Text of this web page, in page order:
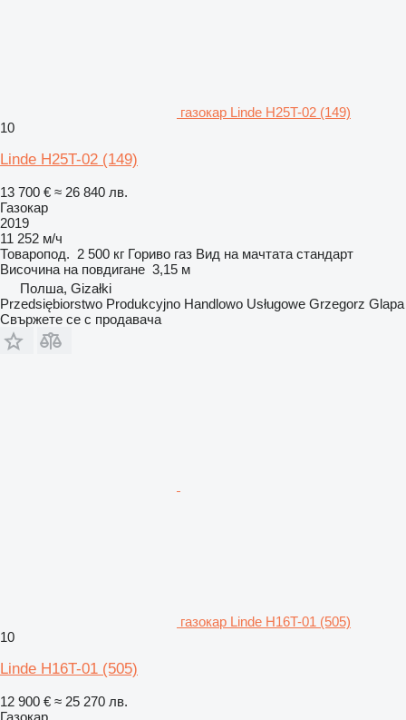
газокар Linde H25T-02 (149)
10
Linde H25T-02 (149)
13 700 € ≈ 26 840 лв.
Газокар
2019
11 252 м/ч
Товаропод. 2 500 кг Гориво газ Вид на мачтата стандарт
Височина на повдигане 3,15 м
Полша, Gizałki
Przedsiębiorstwo Produkcyjno Handlowo Usługowe Grzegorz Glapa
Свържете се с продавача
газокар Linde H16T-01 (505)
10
Linde H16T-01 (505)
12 900 € ≈ 25 270 лв.
Газокар